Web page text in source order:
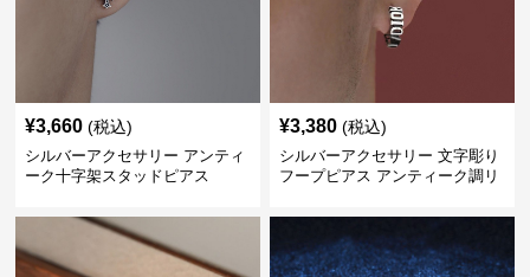
¥3,660 (税込)
シルバーアクセサリー アンティ
ーク十字架スタッドピアス
¥3,380 (税込)
シルバーアクセサリー 文字彫り
フープピアス アンティーク調リ